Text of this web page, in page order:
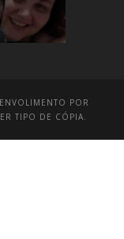
POR
TIPO DE CÓPIA.